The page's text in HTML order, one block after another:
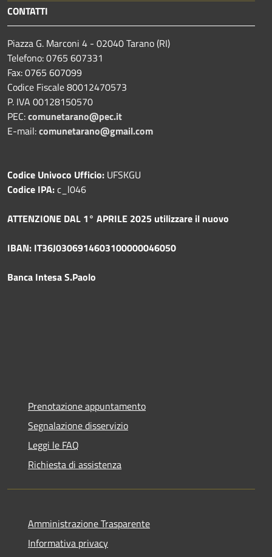
CONTATTI
Piazza G. Marconi 4 - 02040 Tarano (RI)
Telefono: 0765 607331
Fax: 0765 607099
Codice Fiscale 80012470573
P. IVA 00128150570
PEC:comunetarano@pec.it
E-mail:comunetarano@gmail.com
Codice Univoco Ufficio: UFSKGU
Codice IPA:c_l046
ATTENZIONE DAL 1° APRILE 2025 utilizzare il nuovo
IBAN: IT36J0306914603100000046050
Banca Intesa S.Paolo
Prenotazione appuntamento
Segnalazione disservizio
Leggi le FAQ
Richiesta di assistenza
Amministrazione Trasparente
Informativa privacy